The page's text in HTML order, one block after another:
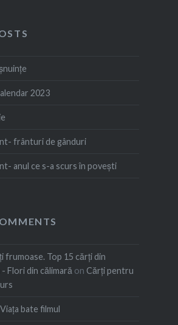
2023
frânturi de gânduri
anul ce s-a scurs în povești
frumoase. Top 15 cărți din
Flori din călimară on Cărți pentru
Viața bate filmul